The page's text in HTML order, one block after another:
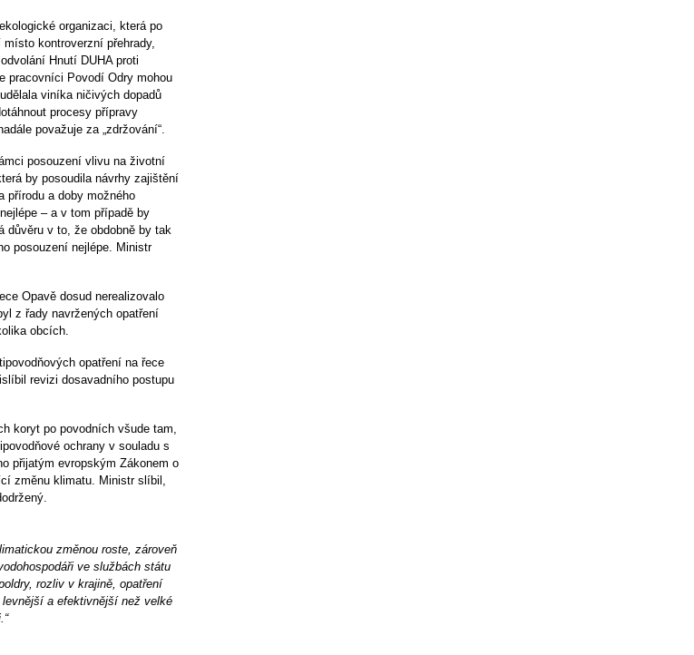
organizaci, která po
kontroverzní přehrady,
Hnutí DUHA proti
pracovníci Povodí Odry mohou
viníka ničivých dopadů
procesy přípravy
považuje za „zdržování“.
posouzení vlivu na životní
by posoudila návrhy zajištění
přírodu a doby možného
– a v tom případě by
důvěru v to, že obdobně by tak
posouzení nejlépe. Ministr
Opavě dosud nerealizovalo
z řady navržených opatření
obcích.
opatření na řece
revizi dosavadního postupu
koryt po povodních všude tam,
ochrany v souladu s
přijatým evropským Zákonem o
změnu klimatu. Ministr slíbil,
změnou roste, zároveň
ve službách státu
rozliv v krajině, opatření
a efektivnější než velké